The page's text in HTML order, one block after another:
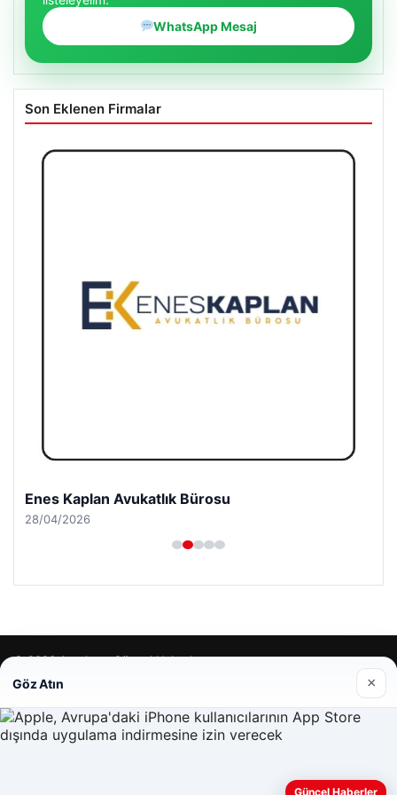
WhatsApp Mesaj
Son Eklenen Firmalar
Enes Kaplan Avukatlık Bürosu
28/04/2026
© 2026 Antalya – Güncel Haberler
Göz Atın ×
Güncel Haberler